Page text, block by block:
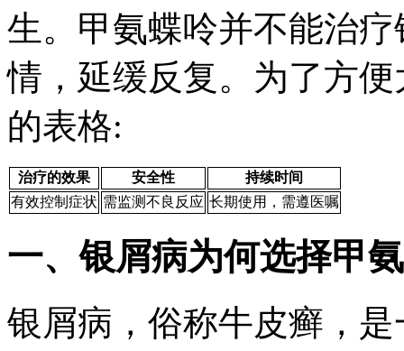
生。甲氨蝶呤并不能治
情，延缓反复。为了方
的表格:
治疗的效果 安全性
持续时间
有效控制症状 需监测不良反应 长期使用，需遵医嘱
一、银屑病为何选择甲
银屑病，俗称牛皮癣，